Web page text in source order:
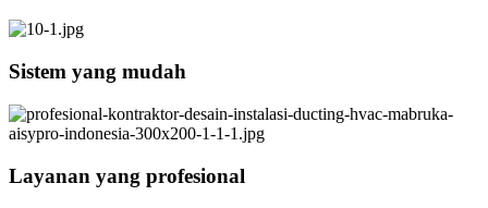
Sistem yang mudah
Layanan yang profesional